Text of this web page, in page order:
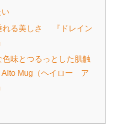
れる美しさ 『ドレイン
色味とつるっとした肌触
Mug（ヘイロー ア